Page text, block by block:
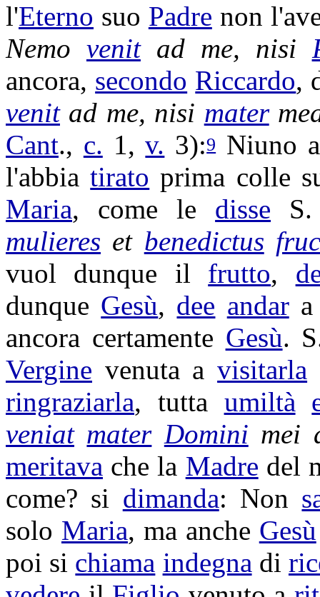
l'Eterno suo Padre non
Nemo venitad me, nisi
ancora, secondo Riccardo,
venitad me, nisi mater
Cant., c. 1,v. 3):9Niuno
l'abbiatirato prima colle
Maria, come le disse
mulieres et benedictus
vuol dunque il frutto,
dunque Gesù, dee andar
ancora certamente Gesù.
Vergine venuta avisitarla
ringraziarla, tutta umiltà
veniat mater Domini mei
meritava che la Madre del
come? si dimanda: Non
solo Maria, ma anche Gesù
poi si chiama indegna di